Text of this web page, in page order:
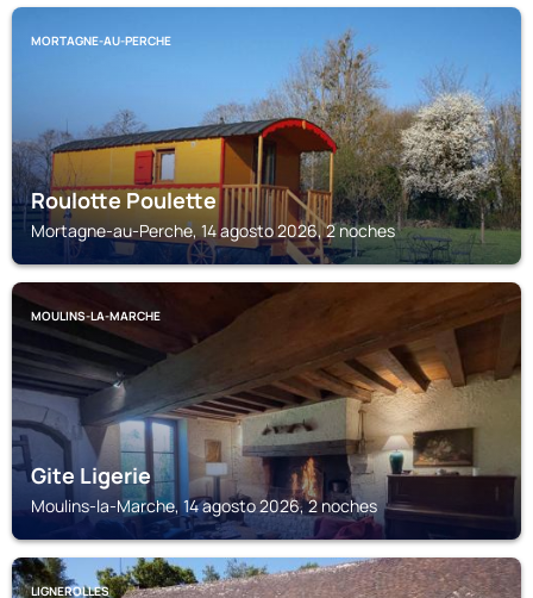
MORTAGNE-AU-PERCHE
Roulotte Poulette
Mortagne-au-Perche, 14 agosto 2026, 2 noches
MOULINS-LA-MARCHE
Gite Ligerie
Moulins-la-Marche, 14 agosto 2026, 2 noches
LIGNEROLLES